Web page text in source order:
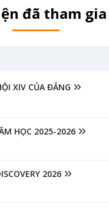
đã tham gia
XIV CỦA ĐẢNG
HỌC 2025-2026
2026